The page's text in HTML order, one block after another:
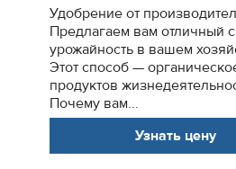
Удобрение от
Предлагаем вам отличный
урожайность в вашем
Этот способ —
продуктов
Почему вам...
Узнать цену